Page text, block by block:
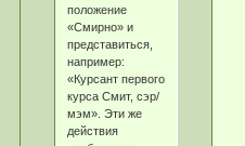
положение
«Смирно» и
представиться,
например:
«Курсант первого
курса Смит, сэр/
мэм». Эти же
действия